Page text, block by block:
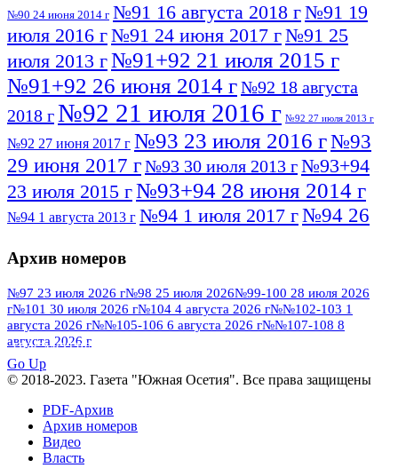
№90 24 июня 2014 г №91 16 августа 2018 г№91 19
июля 2016 г№91 24 июня 2017 г№91 25
июля 2013 г№91+92 21 июля 2015 г
№91+92 26 июня 2014 г№92 18 августа
2018 г№92 21 июля 2016 г №92 27 июля 2013 г
№92 27 июня 2017 г №93 23 июля 2016 г№93
29 июня 2017 г№93 30 июля 2013 г№93+94
23 июля 2015 г№93+94 28 июня 2014 г
№94 1 августа 2013 г №94 1 июля 2017 г№94 26
№95 7 августа 2012 г
№95 28 июля 2016 г №95+96 3 августа
2013 г№96 6 июля 2017 г№96 9 августа
2012 г №96 28 июля 2015 г
№96+97 30 июля 2016 г
№97 11 августа 2012 г
№97 30 июля 2015 г
№98 2 августа 2016 г
Архив номеров
№97 23 июля 2026 г№98 25 июля 2026№99-100 28 июля 2026
г№101 30 июля 2026 г№104 4 августа 2026 г№№102-103 1
августа 2026 г№№105-106 6 августа 2026 г№№107-108 8
августа 2026 г
ПОСМОТРЕТЬ ВСЕ
Go Up
© 2018-2023. Газета "Южная Осетия". Все права защищены
PDF-Архив
Архив номеров
Видео
Власть